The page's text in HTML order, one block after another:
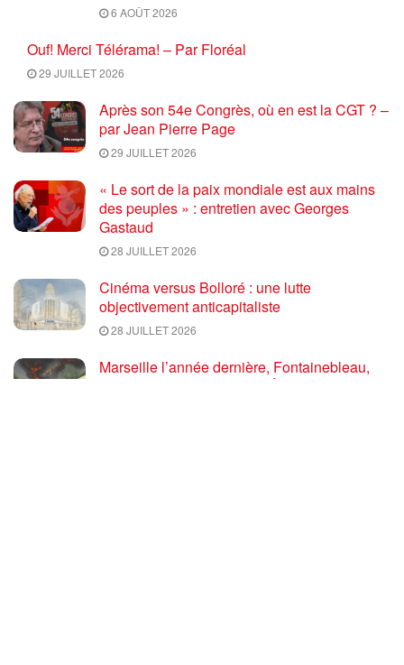
6 AOÛT 2026
Ouf! Merci Télérama! – Par Floréal
29 JUILLET 2026
Après son 54e Congrès, où en est la CGT ? –
par Jean Pierre Page
29 JUILLET 2026
« Le sort de la paix mondiale est aux mains
des peuples » : entretien avec Georges
Gastaud
28 JUILLET 2026
Cinéma versus Bolloré : une lutte
objectivement anticapitaliste
28 JUILLET 2026
Marseille l’année dernière, Fontainebleau,
Arcachon, la Drôme et les Écrins cette année